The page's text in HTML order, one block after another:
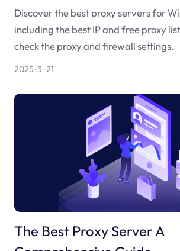
Discover the best proxy servers for
including the best IP and free proxy
check the proxy and firewall settings.
2025-3-21
The Best Proxy Server A